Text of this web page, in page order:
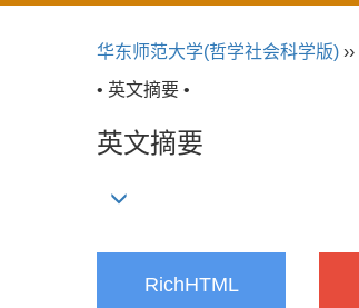
华东师范大学(哲学社会科学版) ››
• 英文摘要 •
英文摘要
RichHTML